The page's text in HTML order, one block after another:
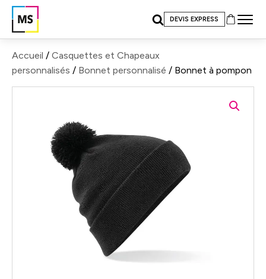
DEVIS EXPRESS
Accueil / Casquettes et Chapeaux
personnalisés / Bonnet personnalisé / Bonnet à pompon